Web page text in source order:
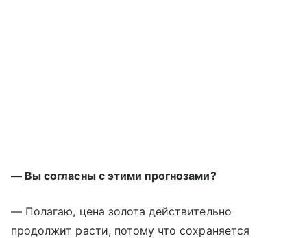
— Вы согласны с этими прогнозами?
— Полагаю, цена золота действительно
продолжит расти, потому что сохраняется